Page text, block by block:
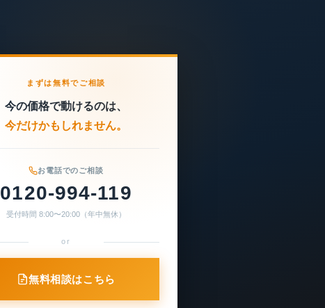
まずは無料でご相談
今の価格で動けるのは、
今だけかもしれません。
お電話でのご相談
0120-994-119
受付時間 8:00〜20:00（年中無休）
or
無料相談はこちら